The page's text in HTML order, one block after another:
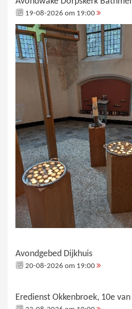
19-08-2026 om 19:00
Avondgebed Dijkhuis
20-08-2026 om 19:00
Eredienst Okkenbroek, 10e